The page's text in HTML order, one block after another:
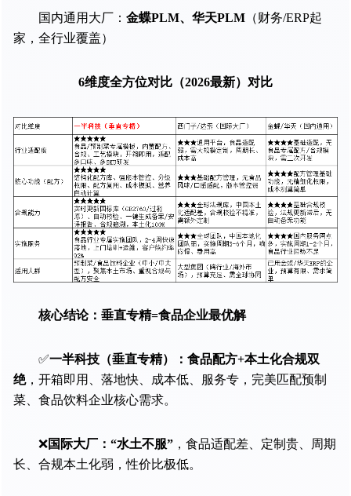
国内通用大厂： 金蝶PLM、华天PLM （财务/ERP起
家，全行业覆盖）
6维度全方位对比（2026最新）对比
核心结论：垂直专精=食品企业最优解
✅一半科技（垂直专精）：食品配方+本土化合规双
绝，开箱即用、落地快、成本低、服务专，完美匹配预制
菜、食品饮料企业核心需求。
❌国际大厂：“水土不服” ，食品适配差、定制贵、周期
长、合规本土化弱，性价比极低。